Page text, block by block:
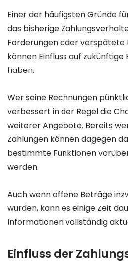
Einer der häufigsten Gründe
das bisherige
Forderungen oder verspätete
können Einfluss auf zukünftige
haben.
Wer seine Rechnungen
verbessert in der Regel die
weiterer Angebote. Bereits
Zahlungen können dagegen
bestimmte Funktionen
werden.
Auch wenn offene Beträge
wurden, kann es einige Zeit
Informationen vollständig
Einfluss der